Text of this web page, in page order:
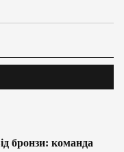
бронзи: команда